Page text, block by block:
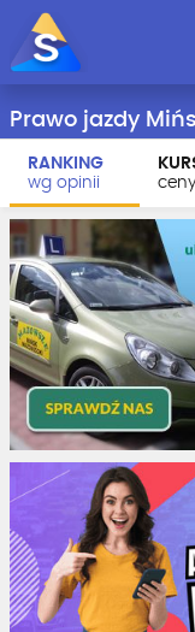
Prawo jazdy
RANKING
wg opinii